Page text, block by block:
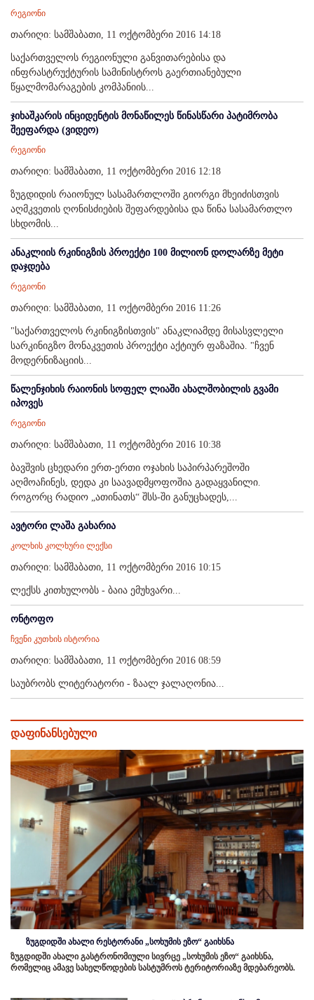
რეგიონი
თარიღი: სამშაბათი, 11 ოქტომბერი 2016 14:18
საქართველოს რეგიონული განვითარებისა და
ინფრასტრუქტურის სამინისტროს გაერთიანებული
წყალმომარაგების კომპანიის...
ჯიხაშკარის ინციდენტის მონაწილეს წინასწარი პატიმრობა
შეეფარდა (ვიდეო)
რეგიონი
თარიღი: სამშაბათი, 11 ოქტომბერი 2016 12:18
ზუგდიდის რაიონულ სასამართლოში გიორგი მხეიძისთვის
აღმკვეთის ღონისძიების შეფარდებისა და წინა სასამართლო
სხდომის...
ანაკლიის რკინიგზის პროექტი 100 მილიონ დოლარზე მეტი
დაჯდება
რეგიონი
თარიღი: სამშაბათი, 11 ოქტომბერი 2016 11:26
"საქართველოს რკინიგზისთვის" ანაკლიამდე მისასვლელი
სარკინიგზო მონაკვეთის პროექტი აქტიურ ფაზაშია. "ჩვენ
მოდერნიზაციის...
წალენჯიხის რაიონის სოფელ ლიაში ახალშობილის გვამი
იპოვეს
რეგიონი
თარიღი: სამშაბათი, 11 ოქტომბერი 2016 10:38
ბავშვის ცხედარი ერთ-ერთი ოჯახის საპირპარეშოში
აღმოაჩინეს, დედა კი საავადმყოფოშია გადაყვანილი.
როგორც რადიო „ათინათს“ შსს-ში განუცხადეს,...
ავტორი ლაშა გახარია
კოლხის კოლხური ლექსი
თარიღი: სამშაბათი, 11 ოქტომბერი 2016 10:15
ლექსს კითხულობს - ბაია ემუხვარი...
ონტოფო
ჩვენი კუთხის ისტორია
თარიღი: სამშაბათი, 11 ოქტომბერი 2016 08:59
საუბრობს ლიტერატორი - ზაალ ჯალაღონია...
დაფინანსებული
ზუგდიდში ახალი რესტორანი „სოხუმის ეზო“ გაიხსნა
ზუგდიდში ახალი გასტრონომიული სივრცე „სოხუმის ეზო“ გაიხსნა,
რომელიც ამავე სახელწოდების სასტუმროს ტერიტორიაზე მდებარეობს.